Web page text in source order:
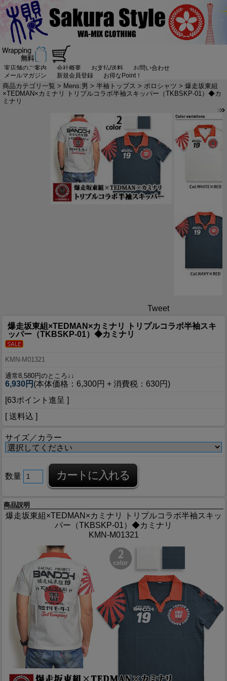
実店舗のご案内 会社概要 お支払/送料
お問い合わせ
メールマガジン
新規会員登録 お得なPoint！
商品カテゴリ一覧 > Mens:男 > 半袖トップス > ポロシャツ > 爆走坂東組
×TEDMAN×カミナリ トリプルコラボ半袖スキッパー（TKBSKP-01）◆カ
ミナリ
Tweet
爆走坂東組×TEDMAN×カミナリ トリプルコラボ半袖スキ
ッパー（TKBSKP-01）◆カミナリ
KMN-M01321
通常8,580円のところ↓↓
6,930円 (本体価格：6,300円 + 消費税：630円)
[63ポイント進呈 ]
[ 送料込 ]
サイズ／カラー
数量
商品説明
爆走坂東組×TEDMAN×カミナリ トリプルコラボ半袖スキッ
パー（TKBSKP-01）◆カミナリ
KMN-M01321